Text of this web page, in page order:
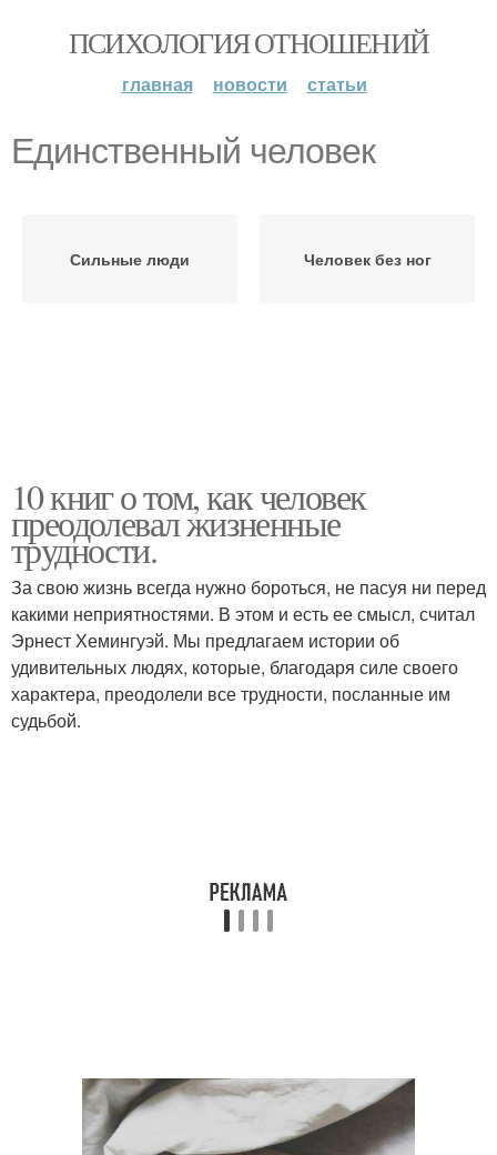
ПСИХОЛОГИЯ ОТНОШЕНИЙ
главная новости статьи
Единственный человек
Сильные люди Человек без ног
10 книг о том, как человек
преодолевал жизненные
трудности.
За свою жизнь всегда нужно бороться, не пасуя ни перед
какими неприятностями. В этом и есть ее смысл, считал
Эрнест Хемингуэй. Мы предлагаем истории об
удивительных людях, которые, благодаря силе своего
характера, преодолели все трудности, посланные им
судьбой.